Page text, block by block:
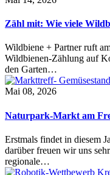
Zähl mit: Wie viele
Wildbiene + Partner ruft
Wildbienen-Zählung auf
den Garten…
Mai 08, 2026
Naturpark-Markt am
Erstmals findet in diesem
darüber freuen wir uns
regionale…